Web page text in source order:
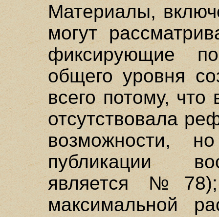
Материалы,
могут
фиксирующие
общего уровня
всего потому, что
отсутствовала
возможности,
публикации
является №78);
максимальной